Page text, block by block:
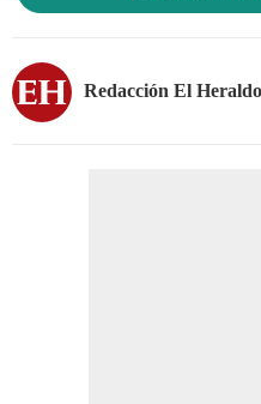
Redacción El Heraldo